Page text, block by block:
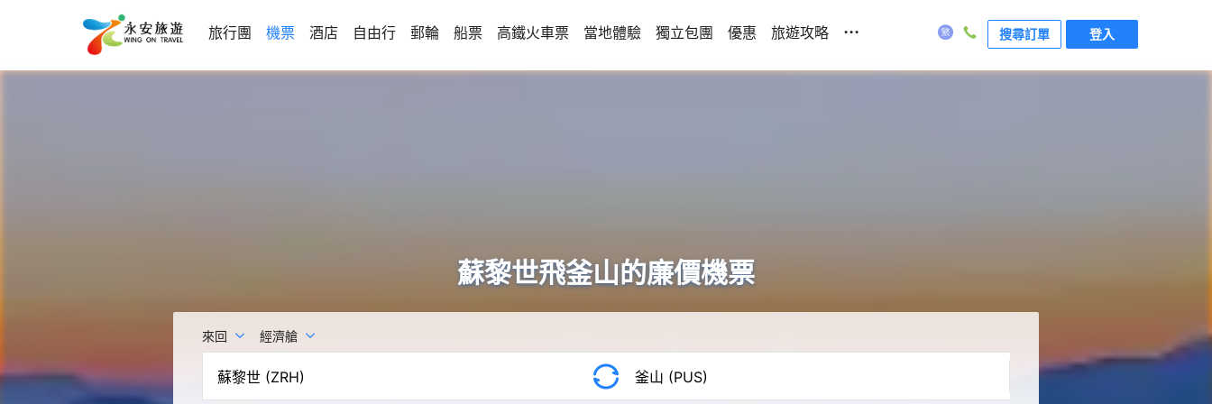
旅行團 機票 酒店 自由行 郵輪 船票 高鐵火車票 當地體驗 獨立包團 優惠 旅遊攻略 ... 搜尋訂單 登入
蘇黎世飛釜山的廉價機票
來回 經濟艙